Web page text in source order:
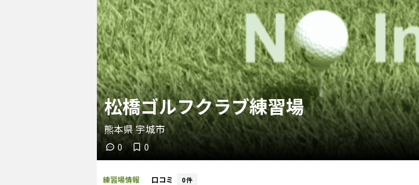
松橋ゴルフクラブ練習場
熊本県 宇城市
0 0
練習場情報 口コミ 0件